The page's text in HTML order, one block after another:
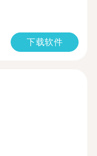
下载软件